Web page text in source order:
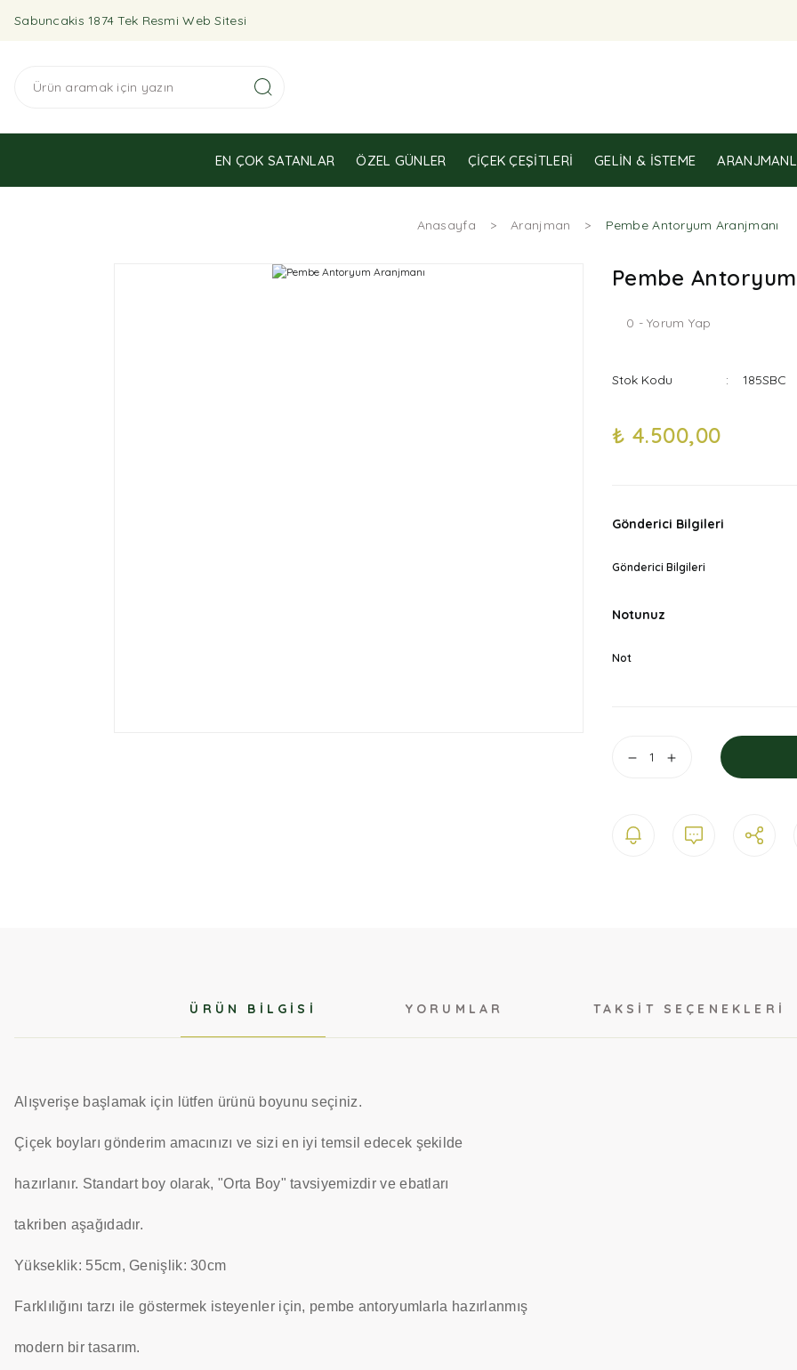
Sabuncakis 1874 Tek Resmi Web Sitesi
EN ÇOK SATANLAR ÖZEL GÜNLER ÇIÇEK ÇEŞITLERI GELIN & İSTEME
Anasayfa Aranjman Pembe Antoryum Aranjmanı
Pembe
0 - Yorum Yap
Stok Kodu 185SBC
₺ 4.500,00
Gönderici Bilgileri
Gönderici Bilgileri
Notunuz
Not
ÜRÜN BILGISI YORUMLAR TAKSIT SEÇENEKLERI
Alışverişe başlamak için lütfen ürünü boyunu seçiniz.
Çiçek boyları gönderim amacınızı ve sizi en iyi temsil edecek şekilde
hazırlanır. Standart boy olarak, "Orta Boy" tavsiyemizdir ve ebatları
takriben aşağıdadır.
Yükseklik: 55cm, Genişlik: 30cm
Farklılığını tarzı ile göstermek isteyenler için, pembe antoryumlarla hazırlanmış
modern bir tasarım.